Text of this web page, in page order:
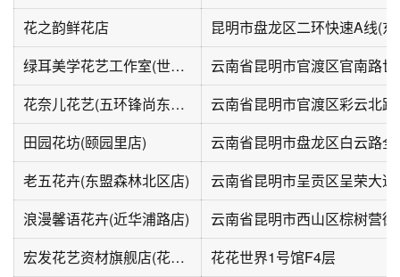
花之韵鲜花店
昆明市盘龙区二环快速A线(
绿耳美学花艺工作室(世茂璀璨倾城店)
花奈儿花艺(五环锋尚东区店)
田园花坊(颐园里店)
老五花卉(东盟森林北区店)
浪漫馨语花卉(近华浦路店)
云南省昆明市西山区棕树营
宏发花艺资材旗舰店(花花世界店)
花花世界1号馆F4层